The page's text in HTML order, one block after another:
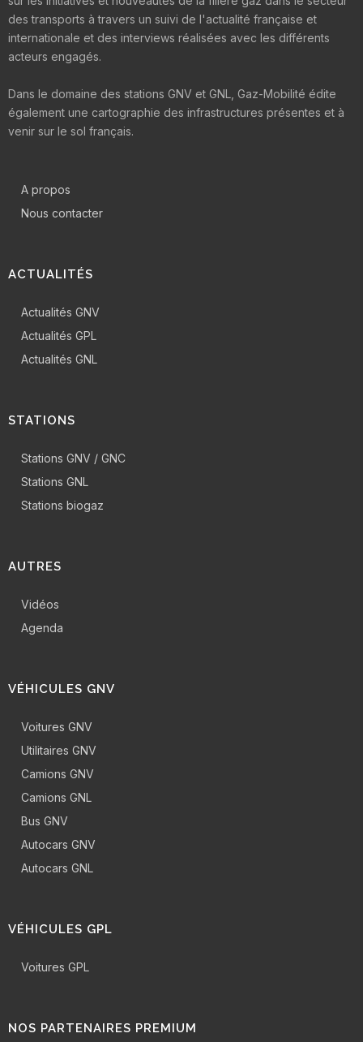
des transports à travers un suivi de l'actualité française et
internationale et des interviews réalisées avec les différents
acteurs engagés.
Dans le domaine des stations GNV et GNL, Gaz-Mobilité édite
également une cartographie des infrastructures présentes et à
venir sur le sol français.
A propos
Nous contacter
ACTUALITÉS
Actualités GNV
Actualités GPL
Actualités GNL
STATIONS
Stations GNV / GNC
Stations GNL
Stations biogaz
AUTRES
Vidéos
Agenda
VÉHICULES GNV
Voitures GNV
Utilitaires GNV
Camions GNV
Camions GNL
Bus GNV
Autocars GNV
Autocars GNL
VÉHICULES GPL
Voitures GPL
NOS PARTENAIRES PREMIUM